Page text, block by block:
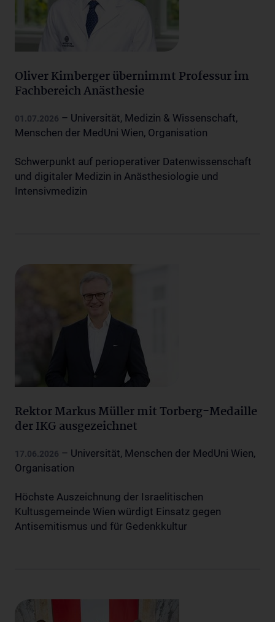
Oliver Kimberger übernimmt Professur im
Fachbereich Anästhesie
01.07.2026 – Universität, Medizin & Wissenschaft,
Menschen der MedUni Wien, Organisation
Schwerpunkt auf perioperativer Datenwissenschaft
und digitaler Medizin in Anästhesiologie und
Intensivmedizin
Rektor Markus Müller mit Torberg-Medaille
der IKG ausgezeichnet
17.06.2026 – Universität, Menschen der MedUni Wien,
Organisation
Höchste Auszeichnung der Israelitischen
Kultusgemeinde Wien würdigt Einsatz gegen
Antisemitismus und für Gedenkkultur